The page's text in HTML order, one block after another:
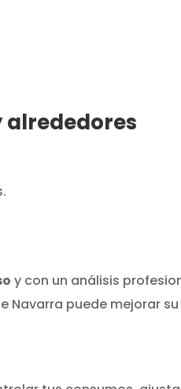
alrededores
y con un análisis
Navarra puede mejorar